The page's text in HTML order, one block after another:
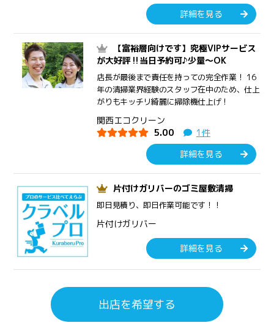
詳細を見る
【富裕層向けです】究極VIPサービス
が大好評‼︎当日予約可♪少量〜OK
店長が最後まで責任を持っての完全作業！ 16
年の清掃業界経験のスタッフ在中のため、仕上
がりもキッチリ綺麗に掃除機仕上げ！
関西エコクリーン
5.00
1件
詳細を見る
片付けガリバーのゴミ屋敷清掃
即日見積り、即日作業可能です！！
片付けガリバー
詳細を見る
出店を希望する